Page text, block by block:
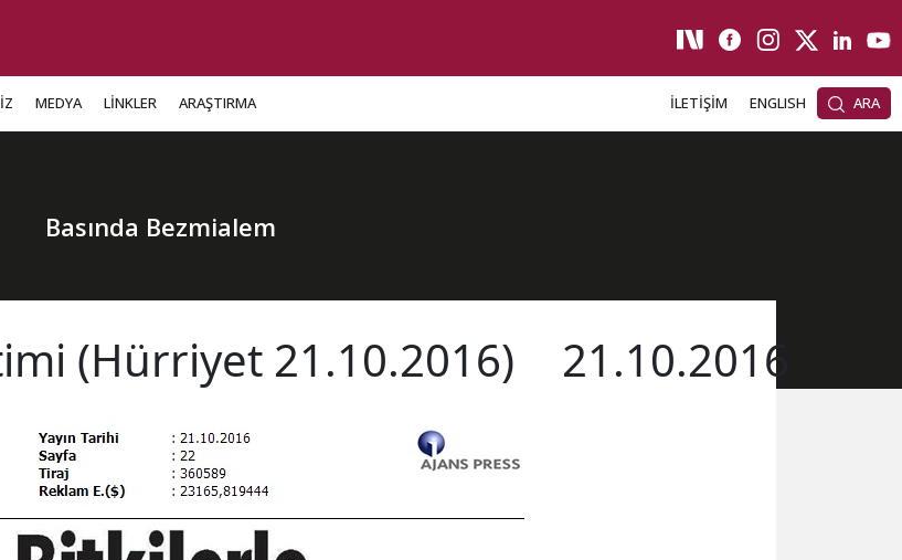
MEDYA LİNKLER ARAŞTIRMA İLETİŞİM ENGLISH ARA
Basında Bezmialem
(Hürriyet 21.10.2016) 21.10.2016